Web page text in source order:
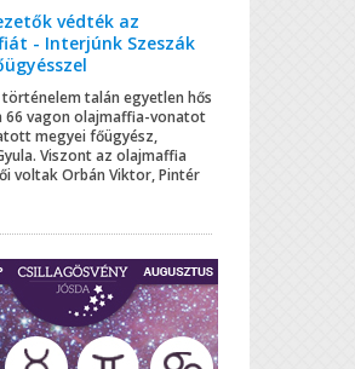
védték az
- Interjúnk Szeszák
talán egyetlen hős
66 vagon olajmaffia-vonatot
megyei főügyész,
Viszont az olajmaffia
voltak Orbán Viktor, Pintér